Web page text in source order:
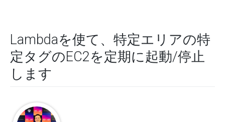
Lambdaを使て、特定エリアの特
定タグのEC2を定期に起動/停止
します